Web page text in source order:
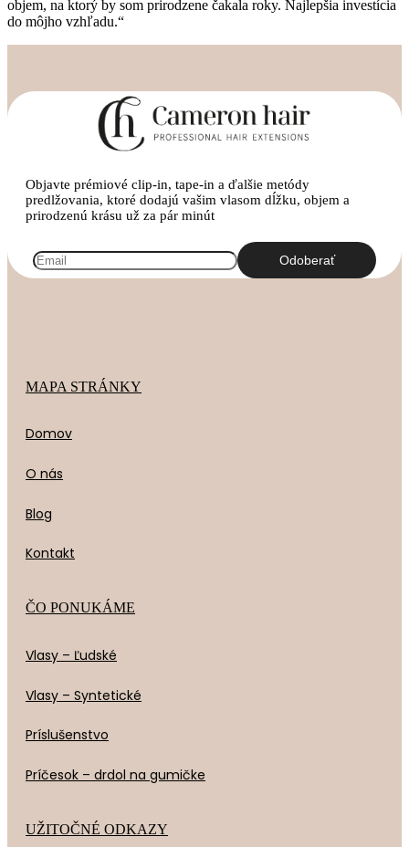
objem, na ktorý by som prirodzene čakala roky. Najlepšia investícia
do môjho vzhľadu.“
Objavte prémiové clip-in, tape-in a ďalšie metódy
predlžovania, ktoré dodajú vašim vlasom dĺžku, objem a
prirodzenú krásu už za pár minút
MAPA STRÁNKY
Domov
O nás
Blog
Kontakt
ČO PONUKÁME
Vlasy – Ľudské
Vlasy – Syntetické
Príslušenstvo
Príčesok – drdol na gumičke
UŽITOČNÉ ODKAZY